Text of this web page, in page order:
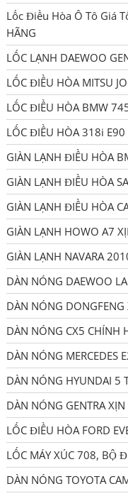
Lốc Điều Hòa Ô Tô Giá
HÃNG
LỐC LẠNH DAEWOO
LỐC ĐIỀU HÒA MITSU
LỐC ĐIỀU HÒA BMW
LỐC ĐIỀU HÒA 318i E90
GIÀN LẠNH ĐIỀU HÒA
GIÀN LẠNH ĐIỀU HÒA
GIÀN LẠNH ĐIỀU HÒA
GIÀN LẠNH HOWO A7
GIÀN LẠNH NAVARA
DÀN NÓNG DAEWOO
DÀN NÓNG DONGFENG
DÀN NÓNG CX5 CHÍNH
DÀN NÓNG MERCEDES
DÀN NÓNG HYUNDAI 5
DÀN NÓNG GENTRA XỊN
LỐC ĐIỀU HÒA FORD
LỐC MÁY XÚC 708, BỘ
DÀN NÓNG TOYOTA